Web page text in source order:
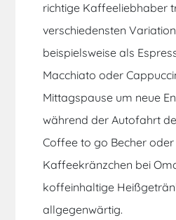
richtige Kaffeeliebhaber
verschiedensten
beispielsweise als
Macchiato oder
Mittagspause um neue
während der Autofahrt
Coffee to go Becher
Kaffeekränzchen bei
koffeinhaltige
allgegenwärtig.